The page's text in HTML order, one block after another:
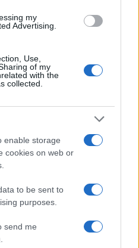
my
Advertising.
Use,
of my
with the
collected.
enable storage
cookies on web or
to be sent to
purposes.
send me
μία παιδική
στην Κυψέλη: Οι
της συζύγου του
Το στίγμα του
Ινδία και τα
στο να βοηθά
ανάγκη» - Η πρώτη
της 38χρονης
στην Κυψέλη
ευχήθηκε για τη
«Δεκαπέντε
υπομονή και αγάπη»
από το κόμμα
αλλά